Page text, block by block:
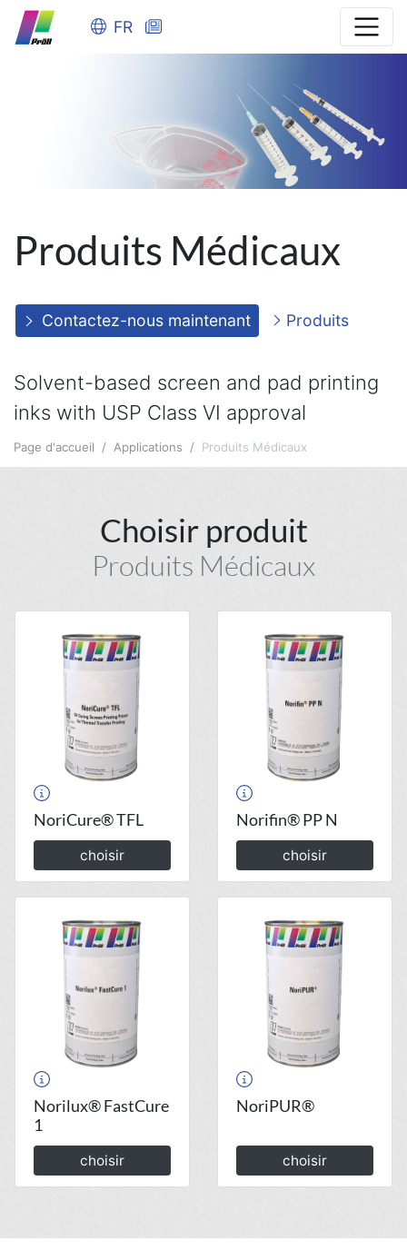
FR
Produits Médicaux
Contactez-nous maintenant Produits
Solvent-based screen and pad printing
inks with USP Class VI approval
Page d'accueil Applications Produits Médicaux
Choisir produit
Produits Médicaux
NoriCure® TFL
choisir
Norifin® PP N
choisir
Norilux® FastCure
1
choisir
NoriPUR®
choisir